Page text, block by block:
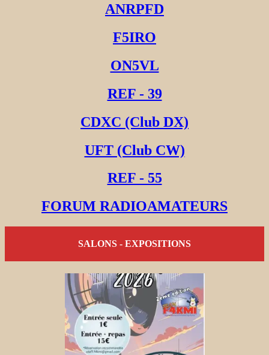
ANRPFD
F5IRO
ON5VL
REF - 39
CDXC (Club DX)
UFT (Club CW)
REF - 55
FORUM RADIOAMATEURS
SALONS - EXPOSITIONS